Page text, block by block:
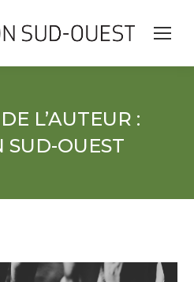
L’AUTEUR :
SUD-OUEST